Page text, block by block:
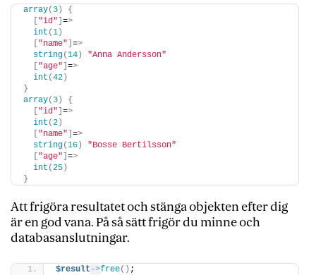
array( 3 )
{
"id" =>
int (1 )
"name" =>
string(14 )
"Anna Andersson"
"age" =>
int (42 )
}
array( 3 )
{
"id" =>
int (2 )
"name" =>
string(16 )
"Bosse Bertilsson"
"age" =>
int (25 )
}
Att frigöra resultatet och stänga objekten efter dig
är en god vana. På så sätt frigör du minne och
databasanslutningar.
$result ->free() ;